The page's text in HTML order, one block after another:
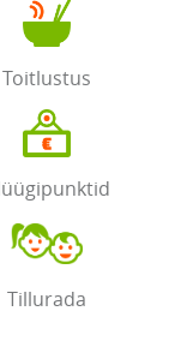
Toitlustus
Tillurada